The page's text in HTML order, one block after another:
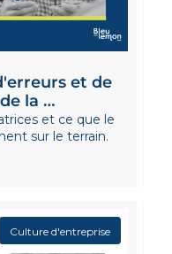
et de
la
et ce que le
Culture d'entreprise